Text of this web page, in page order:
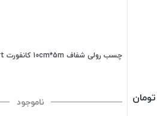
تومان
چسب رولی شفاف 10cm*5m کانفورت Confort
ناموجود